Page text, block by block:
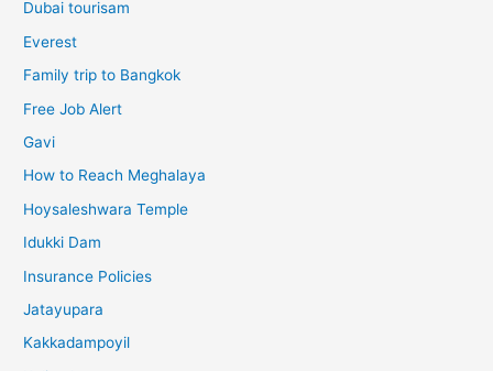
Dubai tourisam
Everest
Family trip to Bangkok
Free Job Alert
Gavi
How to Reach Meghalaya
Hoysaleshwara Temple
Idukki Dam
Insurance Policies
Jatayupara
Kakkadampoyil